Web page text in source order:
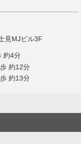
見MJビル3F
約4分
約12分
約13分